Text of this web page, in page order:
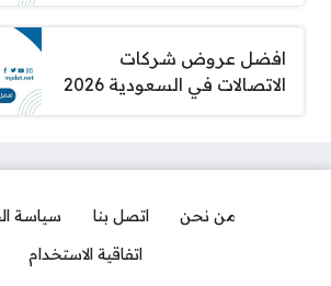
افضل عروض شركات
الاتصالات في السعودية 2026
من نحن اتصل بنا
سياسة
اتفاقية الاستخدام